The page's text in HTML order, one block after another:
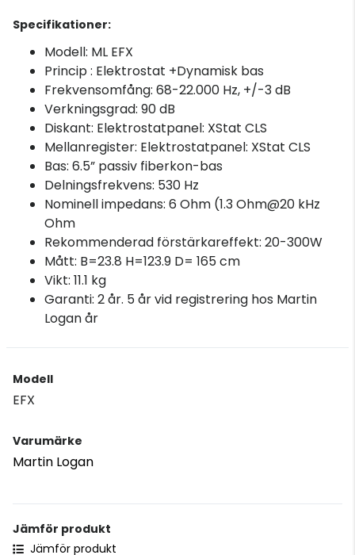
Specifikationer:
Modell: ML EFX
Princip : Elektrostat +Dynamisk bas
Frekvensomfång: 68-22.000 Hz, +/-3 dB
Verkningsgrad: 90 dB
Diskant: Elektrostatpanel: XStat CLS
Mellanregister: Elektrostatpanel: XStat CLS
Bas: 6.5” passiv fiberkon-bas
Delningsfrekvens: 530 Hz
Nominell impedans: 6 Ohm (1.3 Ohm@20 kHz
Ohm
Rekommenderad förstärkareffekt: 20-300W
Mått: B=23.8 H=123.9 D= 165 cm
Vikt: 11.1 kg
Garanti: 2 år. 5 år vid registrering hos Martin
Logan år
Modell
EFX
Varumärke
Martin Logan
Jämför produkt
Jämför produkt